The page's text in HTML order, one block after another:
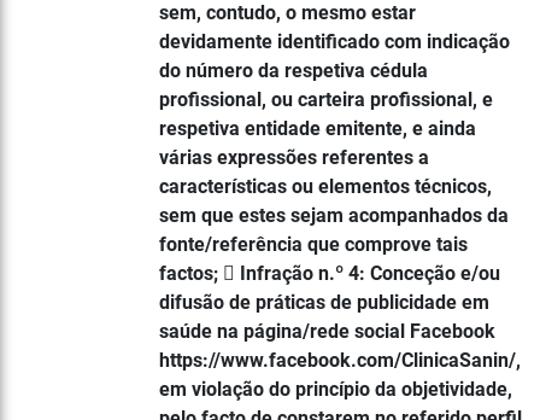
sem, contudo, o mesmo estar
devidamente identificado com indicação
do número da respetiva cédula
profissional, ou carteira profissional, e
respetiva entidade emitente, e ainda
várias expressões referentes a
características ou elementos técnicos,
sem que estes sejam acompanhados da
fonte/referência que comprove tais
factos;  Infração n.º 4: Conceção e/ou
difusão de práticas de publicidade em
saúde na página/rede social Facebook
https://www.facebook.com/ClinicaSanin/,
em violação do princípio da objetividade,